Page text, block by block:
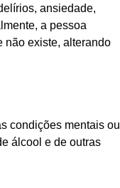
ansiedade,
a pessoa
não existe, alterando
condições mentais ou
álcool e de outras